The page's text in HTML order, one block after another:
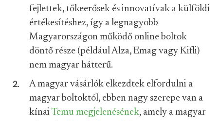
fejlettek, tőkeerősek és innovatívak a külföldi
értékesítéshez, így a legnagyobb
Magyarországon működő online boltok
döntő része (például Alza, Emag vagy Kifli)
nem magyar hátterű.
A magyar vásárlók elkezdtek elfordulni a
magyar boltoktól, ebben nagy szerepe van a
kínai Temu megjelenésének, amely a magyar